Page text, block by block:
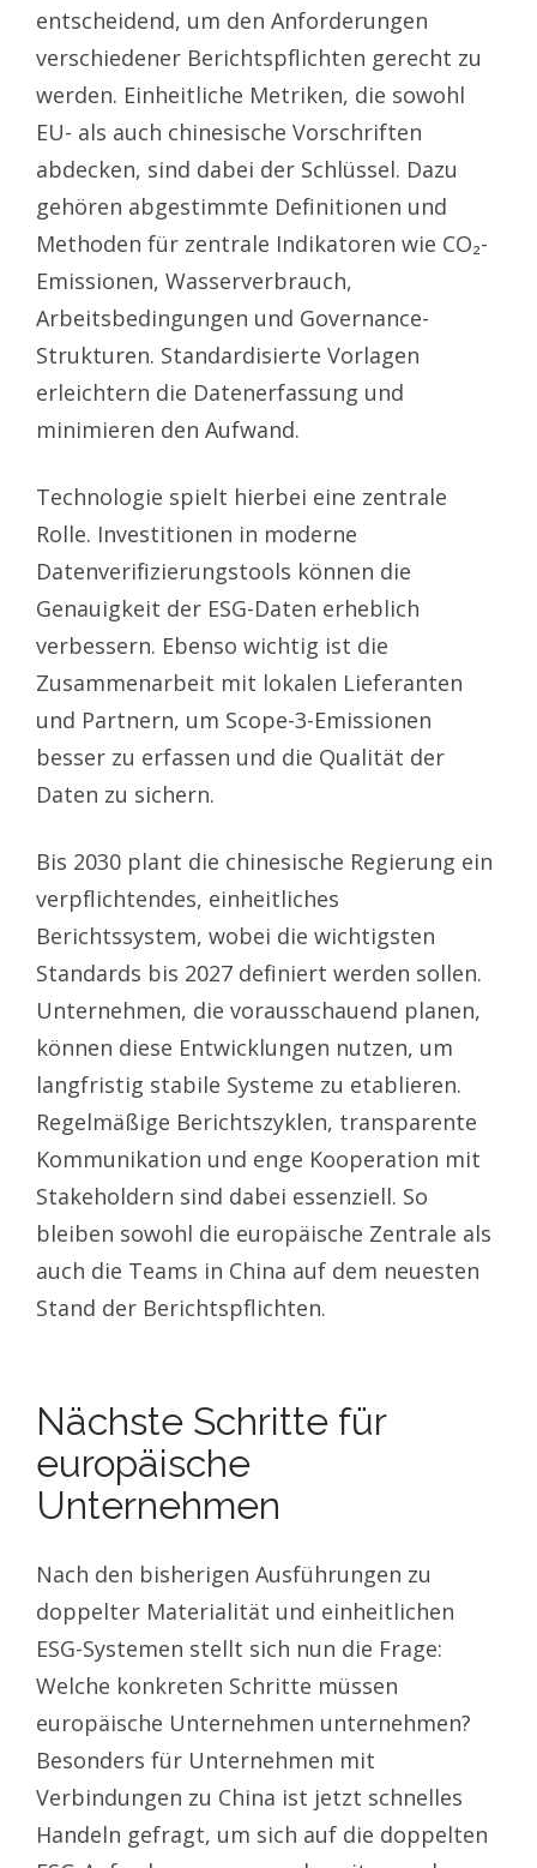
entscheidend, um den Anforderungen
verschiedener Berichtspflichten gerecht zu
werden. Einheitliche Metriken, die sowohl
EU- als auch chinesische Vorschriften
abdecken, sind dabei der Schlüssel. Dazu
gehören abgestimmte Definitionen und
Methoden für zentrale Indikatoren wie CO₂-
Emissionen, Wasserverbrauch,
Arbeitsbedingungen und Governance-
Strukturen. Standardisierte Vorlagen
erleichtern die Datenerfassung und
minimieren den Aufwand.
Technologie spielt hierbei eine zentrale
Rolle. Investitionen in moderne
Datenverifizierungstools können die
Genauigkeit der ESG-Daten erheblich
verbessern. Ebenso wichtig ist die
Zusammenarbeit mit lokalen Lieferanten
und Partnern, um Scope-3-Emissionen
besser zu erfassen und die Qualität der
Daten zu sichern.
Bis 2030 plant die chinesische Regierung ein
verpflichtendes, einheitliches
Berichtssystem, wobei die wichtigsten
Standards bis 2027 definiert werden sollen.
Unternehmen, die vorausschauend planen,
können diese Entwicklungen nutzen, um
langfristig stabile Systeme zu etablieren.
Regelmäßige Berichtszyklen, transparente
Kommunikation und enge Kooperation mit
Stakeholdern sind dabei essenziell. So
bleiben sowohl die europäische Zentrale als
auch die Teams in China auf dem neuesten
Stand der Berichtspflichten.
Nächste Schritte für
europäische
Unternehmen
Nach den bisherigen Ausführungen zu
doppelter Materialität und einheitlichen
ESG-Systemen stellt sich nun die Frage:
Welche konkreten Schritte müssen
europäische Unternehmen unternehmen?
Besonders für Unternehmen mit
Verbindungen zu China ist jetzt schnelles
Handeln gefragt, um sich auf die doppelten